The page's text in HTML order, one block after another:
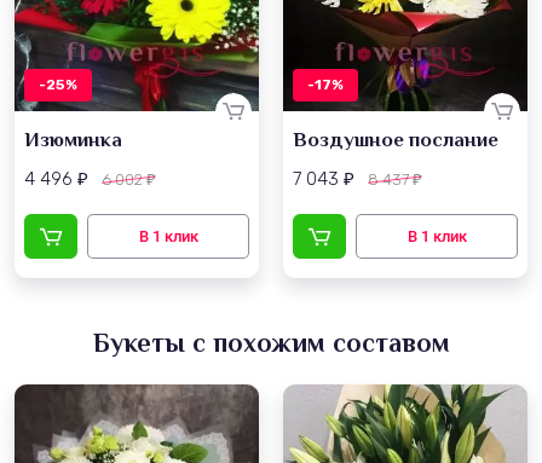
-25%
Изюминка
4 496 ₽ 6 002₽
-17%
Воздушное послание
7 043 ₽ 8 437₽
Букеты с похожим составом